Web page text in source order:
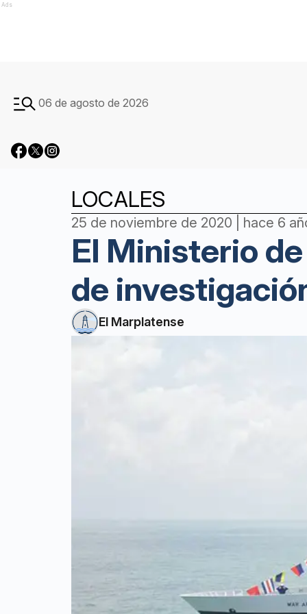
Ads
06 de agosto de 2026
LOCALES
25 de noviembre de 2020 | hace 6
El Ministerio
de
El Marplatense